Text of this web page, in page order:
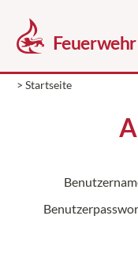
> Startseite